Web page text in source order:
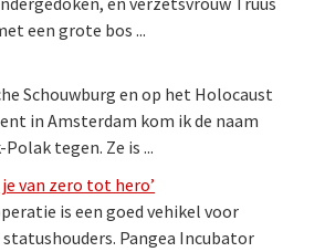
een grote bos ...
Schouwburg en op het Holocaust
in Amsterdam kom ik de naam
tegen. Ze is ...
van zero tot hero’
is een goed vehikel voor
Pangea Incubator